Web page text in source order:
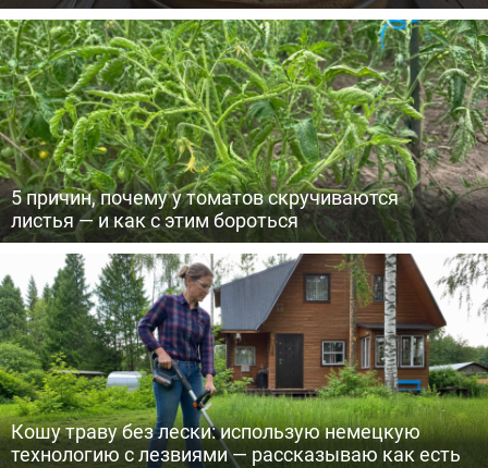
5 причин, почему у томатов скручиваются
листья — и как с этим бороться
Кошу траву без лески: использую немецкую
технологию с лезвиями — рассказываю как есть